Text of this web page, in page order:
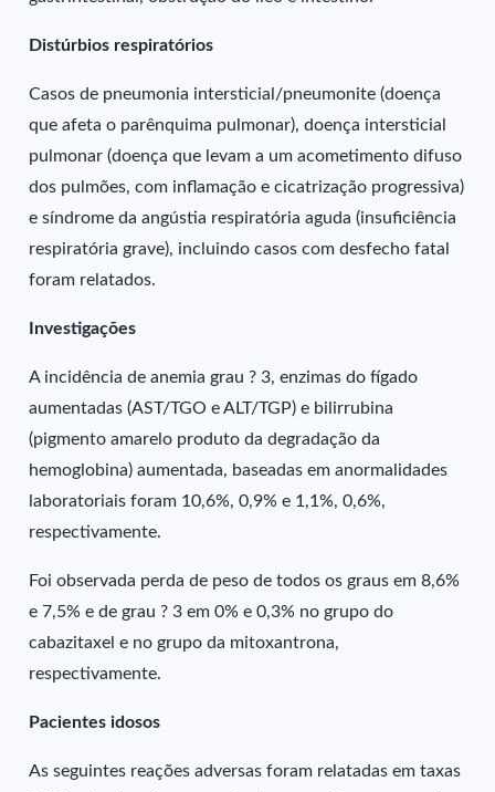
Distúrbios respiratórios
Casos de pneumonia intersticial/pneumonite (doença
que afeta o parênquima pulmonar), doença intersticial
pulmonar (doença que levam a um acometimento difuso
dos pulmões, com inflamação e cicatrização progressiva)
e síndrome da angústia respiratória aguda (insuficiência
respiratória grave), incluindo casos com desfecho fatal
foram relatados.
Investigações
A incidência de anemia grau ? 3, enzimas do fígado
aumentadas (AST/TGO e ALT/TGP) e bilirrubina
(pigmento amarelo produto da degradação da
hemoglobina) aumentada, baseadas em anormalidades
laboratoriais foram 10,6%, 0,9% e 1,1%, 0,6%,
respectivamente.
Foi observada perda de peso de todos os graus em 8,6%
e 7,5% e de grau ? 3 em 0% e 0,3% no grupo do
cabazitaxel e no grupo da mitoxantrona,
respectivamente.
Pacientes idosos
As seguintes reações adversas foram relatadas em taxas